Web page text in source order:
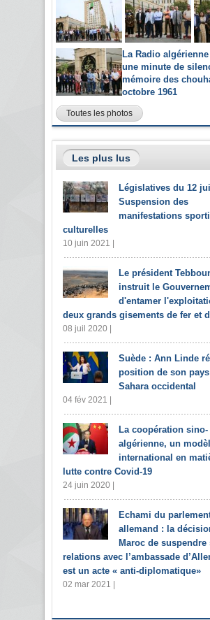
La Radio
une minute de
mémoire des
octobre 1961
Toutes les photos
Les plus lus
Législatives du 12
Suspension des
manifestations
culturelles
10 juin 2021 |
Le président
instruit le
d'entamer
deux grands gisements de fer et
08 juil 2020 |
Suède : Ann Linde
position de son
Sahara occidental
04 fév 2021 |
La coopération sino-
algérienne, un
international en
lutte contre Covid-19
24 juin 2020 |
Echami du
allemand : la
Maroc de suspendre
relations avec l’ambassade
est un acte « anti-diplomatique»
02 mar 2021 |